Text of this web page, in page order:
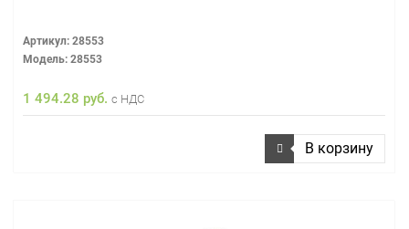
Артикул: 28553
Модель: 28553
1 494.28 руб. с НДС
В корзину